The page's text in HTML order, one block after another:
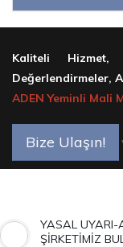
Kaliteli Hizmet,
Değerlendirmeler,
ADEN Yeminli Mali
Bize Ulaşın!
YASAL UYARI-
ŞİRKETİMİZ